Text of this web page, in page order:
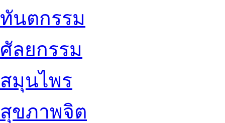
ทันตกรรม
ศัลยกรรม
สมุนไพร
สุขภาพจิต